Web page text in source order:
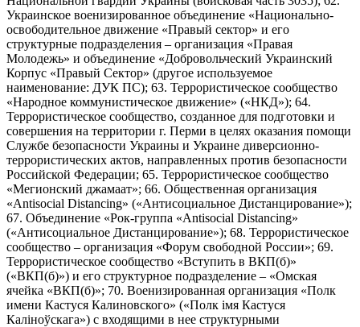
Украинское военизированное объединение «Национально-
освободительное движение «Правый сектор» и его
структурные подразделения – организация «Правая
Молодежь» и объединение «Добровольческий Украинский
Корпус «Правый Сектор» (другое используемое
наименование: ДУК ПС); 63. Террористическое сообщество
«Народное коммунистическое движение» («НКД»); 64.
Террористическое сообщество, созданное для подготовки и
совершения на территории г. Перми в целях оказания помощи
Службе безопасности Украины и Украине диверсионно-
террористических актов, направленных против безопасности
Российской Федерации; 65. Террористическое сообщество
«Мегионский джамаат»; 66. Общественная организация
«Antisocial Distancing» («Антисоциальное Дистанцирование»);
67. Объединение «Рок-группа «Antisocial Distancing»
(«Антисоциальное Дистанцирование»); 68. Террористическое
сообщество – организация «Форум свободной России»; 69.
Террористическое сообщество «Вступить в ВКП(б)»
(«ВКП(б)») и его структурное подразделение – «Омская
ячейка «ВКП(б)»; 70. Военизированная организация «Полк
имени Кастуся Калиновского» («Полк iмя Кастуся
Калiноўскага») с входящими в нее структурными